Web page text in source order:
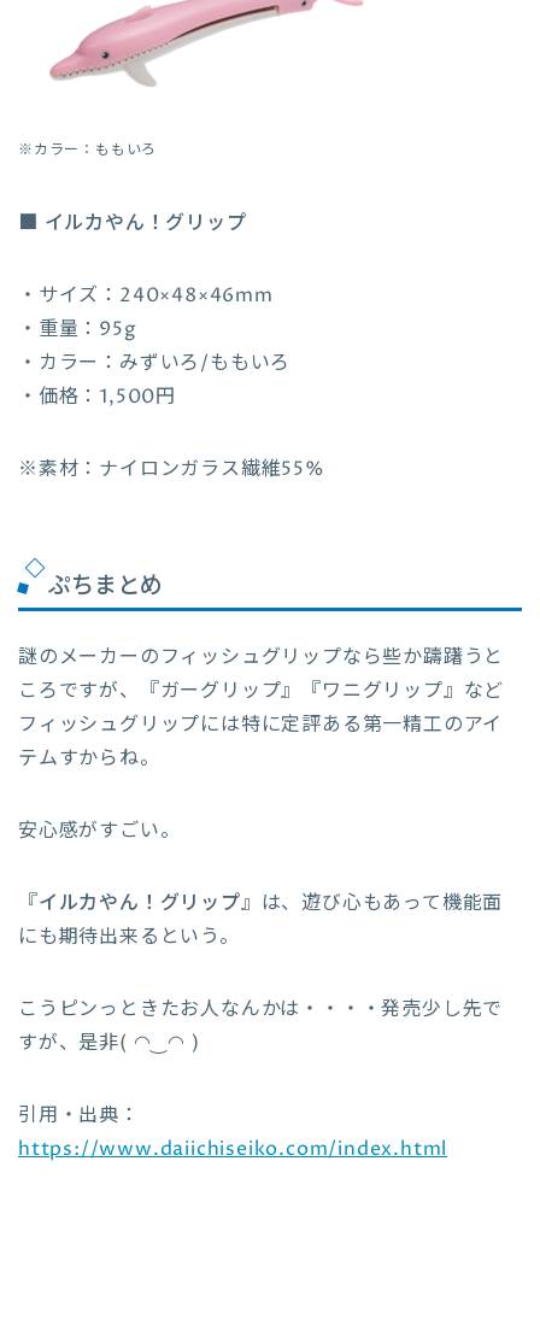
※カラー：ももいろ
■ イルカやん！グリップ
・サイズ：240×48×46mm
・重量：95g
・カラー：みずいろ/ももいろ
・価格：1,500円
※素材：ナイロンガラス繊維55%
ぷちまとめ
謎のメーカーのフィッシュグリップなら些か躊躇うと
ころですが、『ガーグリップ』『ワニグリップ』など
フィッシュグリップには特に定評ある第一精工のアイ
テムすからね。
安心感がすごい。
『イルカやん！グリップ』は、遊び心もあって機能面
にも期待出来るという。
こうピンっときたお人なんかは・・・・発売少し先で
すが、是非( ◠‿◠ )
引用・出典：
https://www.daiichiseiko.com/index.html